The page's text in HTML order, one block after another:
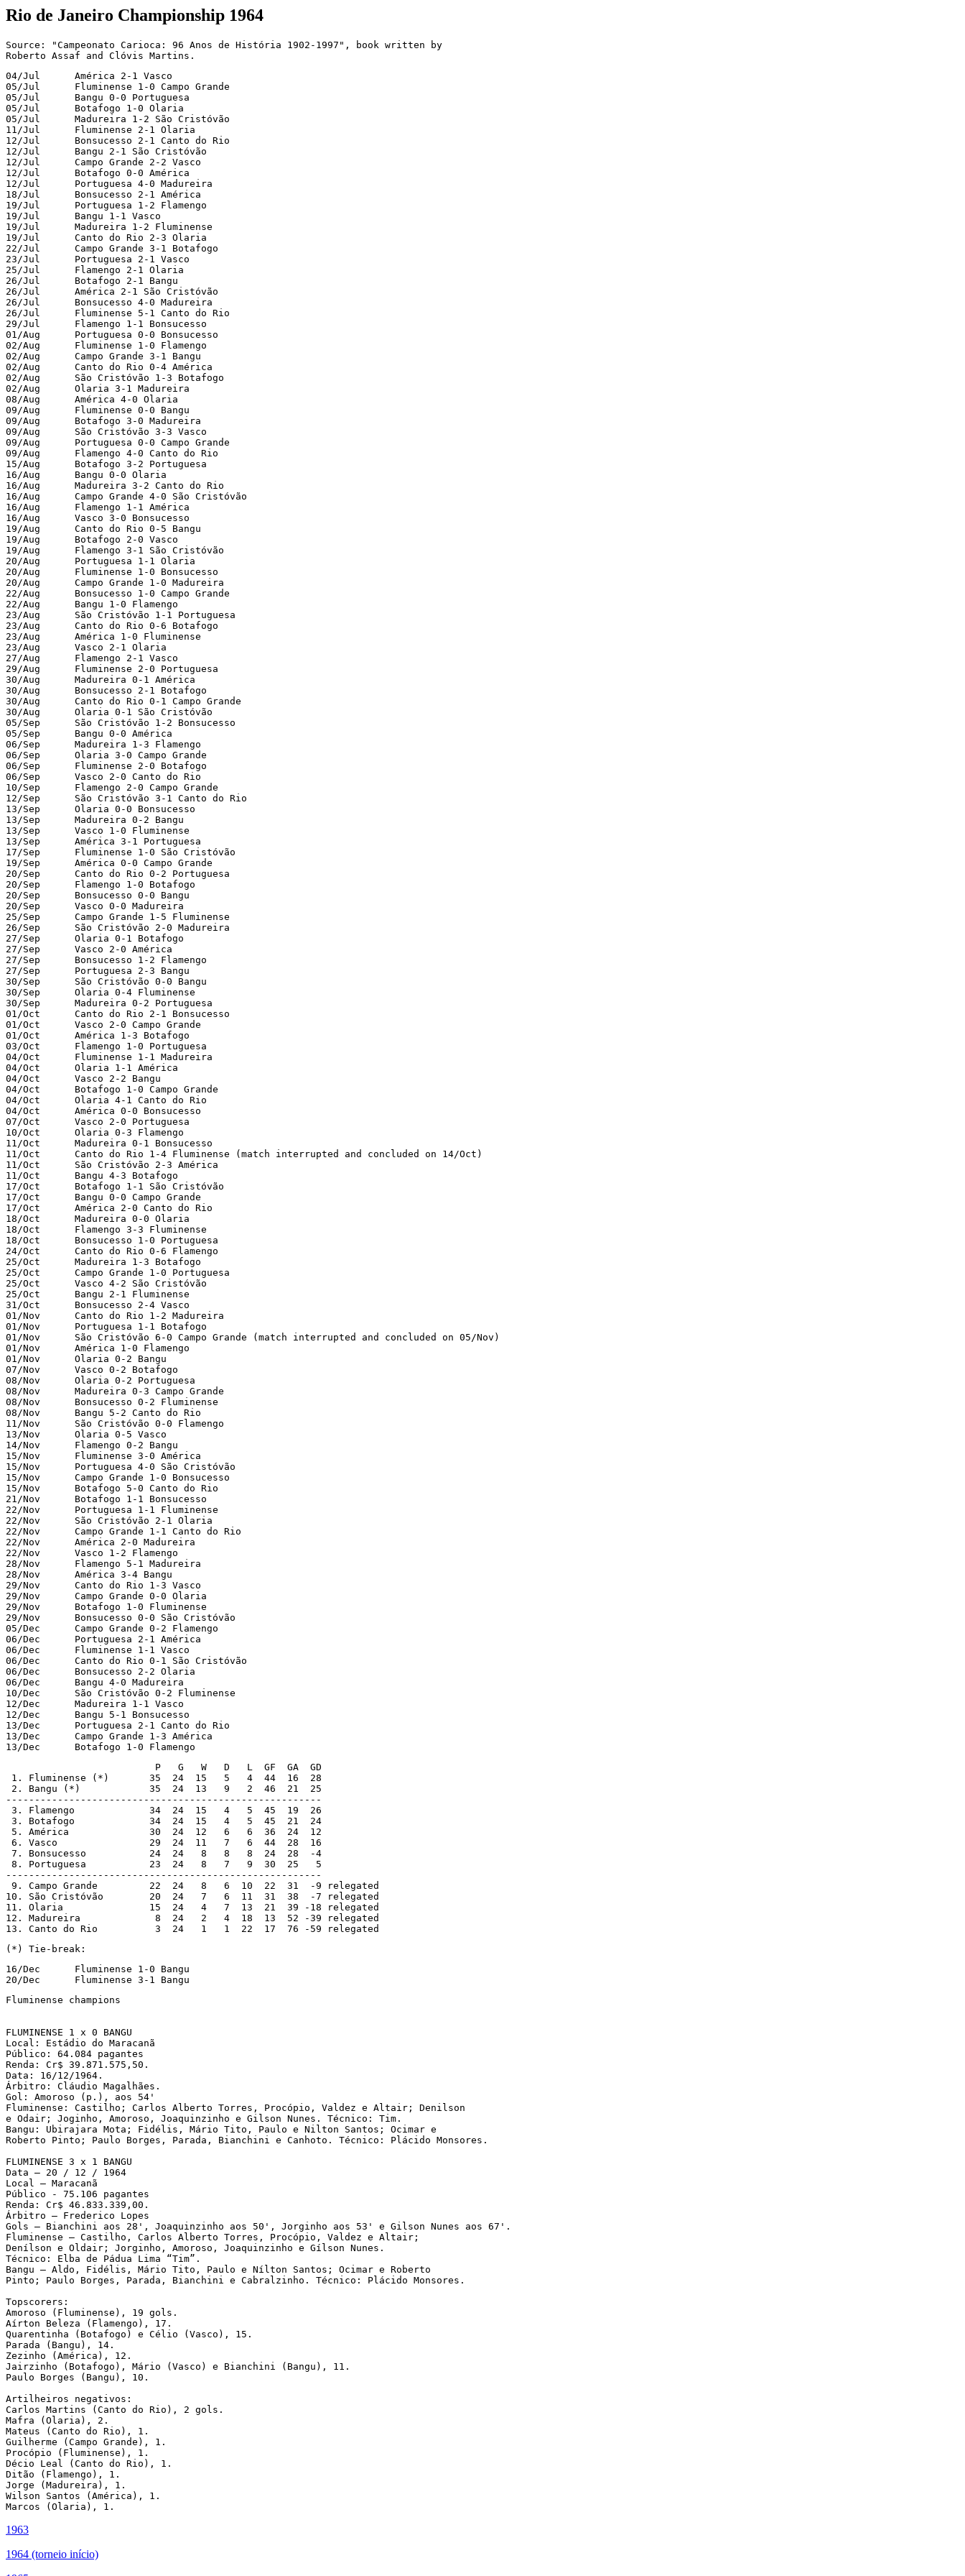
Rio de Janeiro Championship 1964
Source: "Campeonato Carioca: 96 Anos de História 1902-1997", book written by
Roberto Assaf and Clóvis Martins.
04/Jul      América 2-1 Vasco
05/Jul      Fluminense 1-0 Campo Grande
05/Jul      Bangu 0-0 Portuguesa
05/Jul      Botafogo 1-0 Olaria
05/Jul      Madureira 1-2 São Cristóvão
11/Jul      Fluminense 2-1 Olaria
12/Jul      Bonsucesso 2-1 Canto do Rio
12/Jul      Bangu 2-1 São Cristóvão
12/Jul      Campo Grande 2-2 Vasco
12/Jul      Botafogo 0-0 América
12/Jul      Portuguesa 4-0 Madureira
18/Jul      Bonsucesso 2-1 América
19/Jul      Portuguesa 1-2 Flamengo
19/Jul      Bangu 1-1 Vasco
19/Jul      Madureira 1-2 Fluminense
19/Jul      Canto do Rio 2-3 Olaria
22/Jul      Campo Grande 3-1 Botafogo
23/Jul      Portuguesa 2-1 Vasco
25/Jul      Flamengo 2-1 Olaria
26/Jul      Botafogo 2-1 Bangu
26/Jul      América 2-1 São Cristóvão
26/Jul      Bonsucesso 4-0 Madureira
26/Jul      Fluminense 5-1 Canto do Rio
29/Jul      Flamengo 1-1 Bonsucesso
01/Aug      Portuguesa 0-0 Bonsucesso
02/Aug      Fluminense 1-0 Flamengo
02/Aug      Campo Grande 3-1 Bangu
02/Aug      Canto do Rio 0-4 América
02/Aug      São Cristóvão 1-3 Botafogo
02/Aug      Olaria 3-1 Madureira
08/Aug      América 4-0 Olaria
09/Aug      Fluminense 0-0 Bangu
09/Aug      Botafogo 3-0 Madureira
09/Aug      São Cristóvão 3-3 Vasco
09/Aug      Portuguesa 0-0 Campo Grande
09/Aug      Flamengo 4-0 Canto do Rio
15/Aug      Botafogo 3-2 Portuguesa
16/Aug      Bangu 0-0 Olaria
16/Aug      Madureira 3-2 Canto do Rio
16/Aug      Campo Grande 4-0 São Cristóvão
16/Aug      Flamengo 1-1 América
16/Aug      Vasco 3-0 Bonsucesso
19/Aug      Canto do Rio 0-5 Bangu
19/Aug      Botafogo 2-0 Vasco
19/Aug      Flamengo 3-1 São Cristóvão
20/Aug      Portuguesa 1-1 Olaria
20/Aug      Fluminense 1-0 Bonsucesso
20/Aug      Campo Grande 1-0 Madureira
22/Aug      Bonsucesso 1-0 Campo Grande
22/Aug      Bangu 1-0 Flamengo
23/Aug      São Cristóvão 1-1 Portuguesa
23/Aug      Canto do Rio 0-6 Botafogo
23/Aug      América 1-0 Fluminense
23/Aug      Vasco 2-1 Olaria
27/Aug      Flamengo 2-1 Vasco
29/Aug      Fluminense 2-0 Portuguesa
30/Aug      Madureira 0-1 América
30/Aug      Bonsucesso 2-1 Botafogo
30/Aug      Canto do Rio 0-1 Campo Grande
30/Aug      Olaria 0-1 São Cristóvão
05/Sep      São Cristóvão 1-2 Bonsucesso
05/Sep      Bangu 0-0 América
06/Sep      Madureira 1-3 Flamengo
06/Sep      Olaria 3-0 Campo Grande
06/Sep      Fluminense 2-0 Botafogo
06/Sep      Vasco 2-0 Canto do Rio
10/Sep      Flamengo 2-0 Campo Grande
12/Sep      São Cristóvão 3-1 Canto do Rio
13/Sep      Olaria 0-0 Bonsucesso
13/Sep      Madureira 0-2 Bangu
13/Sep      Vasco 1-0 Fluminense
13/Sep      América 3-1 Portuguesa
17/Sep      Fluminense 1-0 São Cristóvão
19/Sep      América 0-0 Campo Grande
20/Sep      Canto do Rio 0-2 Portuguesa
20/Sep      Flamengo 1-0 Botafogo
20/Sep      Bonsucesso 0-0 Bangu
20/Sep      Vasco 0-0 Madureira
25/Sep      Campo Grande 1-5 Fluminense
26/Sep      São Cristóvão 2-0 Madureira
27/Sep      Olaria 0-1 Botafogo
27/Sep      Vasco 2-0 América
27/Sep      Bonsucesso 1-2 Flamengo
27/Sep      Portuguesa 2-3 Bangu
30/Sep      São Cristóvão 0-0 Bangu
30/Sep      Olaria 0-4 Fluminense
30/Sep      Madureira 0-2 Portuguesa
01/Oct      Canto do Rio 2-1 Bonsucesso
01/Oct      Vasco 2-0 Campo Grande
01/Oct      América 1-3 Botafogo
03/Oct      Flamengo 1-0 Portuguesa
04/Oct      Fluminense 1-1 Madureira
04/Oct      Olaria 1-1 América
04/Oct      Vasco 2-2 Bangu
04/Oct      Botafogo 1-0 Campo Grande
04/Oct      Olaria 4-1 Canto do Rio
04/Oct      América 0-0 Bonsucesso
07/Oct      Vasco 2-0 Portuguesa
10/Oct      Olaria 0-3 Flamengo
11/Oct      Madureira 0-1 Bonsucesso
11/Oct      Canto do Rio 1-4 Fluminense (match interrupted and concluded on 14/Oct)
11/Oct      São Cristóvão 2-3 América
11/Oct      Bangu 4-3 Botafogo
17/Oct      Botafogo 1-1 São Cristóvão
17/Oct      Bangu 0-0 Campo Grande
17/Oct      América 2-0 Canto do Rio
18/Oct      Madureira 0-0 Olaria
18/Oct      Flamengo 3-3 Fluminense
18/Oct      Bonsucesso 1-0 Portuguesa
24/Oct      Canto do Rio 0-6 Flamengo
25/Oct      Madureira 1-3 Botafogo
25/Oct      Campo Grande 1-0 Portuguesa
25/Oct      Vasco 4-2 São Cristóvão
25/Oct      Bangu 2-1 Fluminense
31/Oct      Bonsucesso 2-4 Vasco
01/Nov      Canto do Rio 1-2 Madureira
01/Nov      Portuguesa 1-1 Botafogo
01/Nov      São Cristóvão 6-0 Campo Grande (match interrupted and concluded on 05/Nov)
01/Nov      América 1-0 Flamengo
01/Nov      Olaria 0-2 Bangu
07/Nov      Vasco 0-2 Botafogo
08/Nov      Olaria 0-2 Portuguesa
08/Nov      Madureira 0-3 Campo Grande
08/Nov      Bonsucesso 0-2 Fluminense
08/Nov      Bangu 5-2 Canto do Rio
11/Nov      São Cristóvão 0-0 Flamengo
13/Nov      Olaria 0-5 Vasco
14/Nov      Flamengo 0-2 Bangu
15/Nov      Fluminense 3-0 América
15/Nov      Portuguesa 4-0 São Cristóvão
15/Nov      Campo Grande 1-0 Bonsucesso
15/Nov      Botafogo 5-0 Canto do Rio
21/Nov      Botafogo 1-1 Bonsucesso
22/Nov      Portuguesa 1-1 Fluminense
22/Nov      São Cristóvão 2-1 Olaria
22/Nov      Campo Grande 1-1 Canto do Rio
22/Nov      América 2-0 Madureira
22/Nov      Vasco 1-2 Flamengo
28/Nov      Flamengo 5-1 Madureira
28/Nov      América 3-4 Bangu
29/Nov      Canto do Rio 1-3 Vasco
29/Nov      Campo Grande 0-0 Olaria
29/Nov      Botafogo 1-0 Fluminense
29/Nov      Bonsucesso 0-0 São Cristóvão
05/Dec      Campo Grande 0-2 Flamengo
06/Dec      Portuguesa 2-1 América
06/Dec      Fluminense 1-1 Vasco
06/Dec      Canto do Rio 0-1 São Cristóvão
06/Dec      Bonsucesso 2-2 Olaria
06/Dec      Bangu 4-0 Madureira
10/Dec      São Cristóvão 0-2 Fluminense
12/Dec      Madureira 1-1 Vasco
12/Dec      Bangu 5-1 Bonsucesso
13/Dec      Portuguesa 2-1 Canto do Rio
13/Dec      Campo Grande 1-3 América
13/Dec      Botafogo 1-0 Flamengo
                          P   G   W   D   L  GF  GA  GD
1. Fluminense (*)       35  24  15   5   4  44  16  28
2. Bangu (*)            35  24  13   9   2  46  21  25
-------------------------------------------------------
3. Flamengo             34  24  15   4   5  45  19  26
3. Botafogo             34  24  15   4   5  45  21  24
5. América              30  24  12   6   6  36  24  12
6. Vasco                29  24  11   7   6  44  28  16
7. Bonsucesso           24  24   8   8   8  24  28  -4
8. Portuguesa           23  24   8   7   9  30  25   5
-------------------------------------------------------
9. Campo Grande         22  24   8   6  10  22  31  -9 relegated
10. São Cristóvão        20  24   7   6  11  31  38  -7 relegated
11. Olaria               15  24   4   7  13  21  39 -18 relegated
12. Madureira             8  24   2   4  18  13  52 -39 relegated
13. Canto do Rio          3  24   1   1  22  17  76 -59 relegated
(*) Tie-break:
16/Dec      Fluminense 1-0 Bangu
20/Dec      Fluminense 3-1 Bangu
Fluminense champions
FLUMINENSE 1 x 0 BANGU
Local: Estádio do Maracanã
Público: 64.084 pagantes
Renda: Cr$ 39.871.575,50.
Data: 16/12/1964.
Árbitro: Cláudio Magalhães.
Gol: Amoroso (p.), aos 54'
Fluminense: Castilho; Carlos Alberto Torres, Procópio, Valdez e Altair; Denilson
e Odair; Joginho, Amoroso, Joaquinzinho e Gilson Nunes. Técnico: Tim.
Bangu: Ubirajara Mota; Fidélis, Mário Tito, Paulo e Nilton Santos; Ocimar e
Roberto Pinto; Paulo Borges, Parada, Bianchini e Canhoto. Técnico: Plácido Monsores.
FLUMINENSE 3 x 1 BANGU
Data – 20 / 12 / 1964
Local – Maracanã
Público - 75.106 pagantes
Renda: Cr$ 46.833.339,00.
Árbitro – Frederico Lopes
Gols – Bianchini aos 28', Joaquinzinho aos 50', Jorginho aos 53' e Gilson Nunes aos 67'.
Fluminense – Castilho, Carlos Alberto Torres, Procópio, Valdez e Altair;
Denílson e Oldair; Jorginho, Amoroso, Joaquinzinho e Gílson Nunes.
Técnico: Elba de Pádua Lima “Tim”.
Bangu – Aldo, Fidélis, Mário Tito, Paulo e Nílton Santos; Ocimar e Roberto
Pinto; Paulo Borges, Parada, Bianchini e Cabralzinho. Técnico: Plácido Monsores.
Topscorers:
Amoroso (Fluminense), 19 gols.
Aírton Beleza (Flamengo), 17.
Quarentinha (Botafogo) e Célio (Vasco), 15.
Parada (Bangu), 14.
Zezinho (América), 12.
Jairzinho (Botafogo), Mário (Vasco) e Bianchini (Bangu), 11.
Paulo Borges (Bangu), 10.
Artilheiros negativos:
Carlos Martins (Canto do Rio), 2 gols.
Mafra (Olaria), 2.
Mateus (Canto do Rio), 1.
Guilherme (Campo Grande), 1.
Procópio (Fluminense), 1.
Décio Leal (Canto do Rio), 1.
Ditão (Flamengo), 1.
Jorge (Madureira), 1.
Wilson Santos (América), 1.
Marcos (Olaria), 1.
1963
1964 (torneio início)